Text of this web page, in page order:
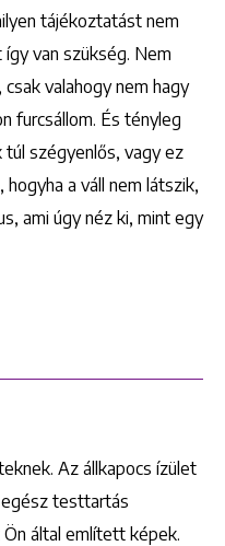
tájékoztatást nem
van szükség. Nem
valahogy nem hagy
furcsállom. És tényleg
túl szégyenlős, vagy ez
a váll nem látszik,
ami úgy néz ki, mint egy
Az állkapocs ízület
egész testtartás
által említett képek.